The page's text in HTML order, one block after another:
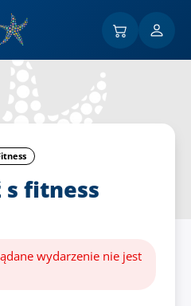
s fitness
wydarzenie nie jest